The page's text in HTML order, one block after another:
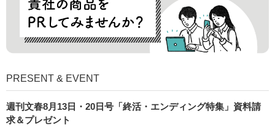
PRESENT & EVENT
週刊文春8月13日・20日号「終活・エンディング特集」資料請
求＆プレゼント